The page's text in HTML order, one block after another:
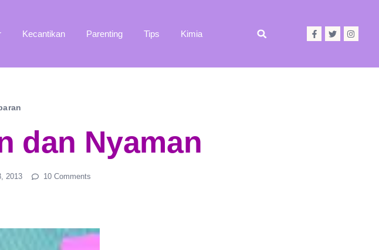
Kecantikan Parenting Tips Kimia
dan Nyaman
2013 10 Comments